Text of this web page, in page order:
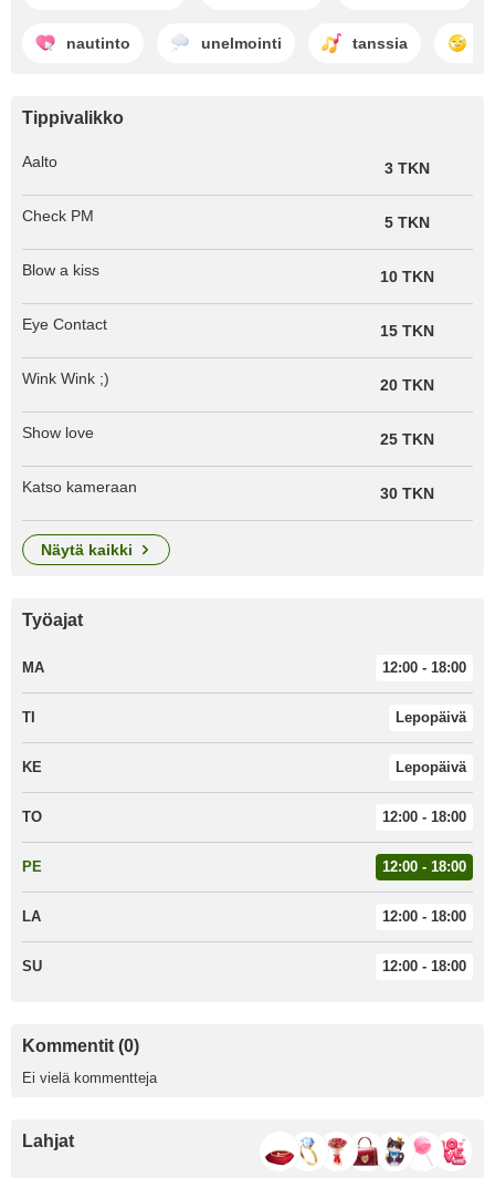
nautinto unelmointi tanssia
Tippivalikko
Aalto 3 TKN
Check PM 5 TKN
Blow a kiss 10 TKN
Eye Contact 15 TKN
Wink Wink ;) 20 TKN
Show love 25 TKN
Katso kameraan 30 TKN
näytä kaikki
Työajat
MA 12:00 - 18:00
TI Lepopäivä
KE Lepopäivä
TO 12:00 - 18:00
PE 12:00 - 18:00
LA 12:00 - 18:00
SU 12:00 - 18:00
Kommentit (0)
Ei vielä kommentteja
Lahjat